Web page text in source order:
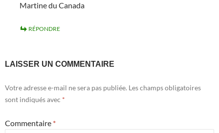
Martine du Canada
RÉPONDRE
LAISSER UN COMMENTAIRE
Votre adresse e-mail ne sera pas publiée. Les champs obligatoires
sont indiqués avec *
Commentaire *